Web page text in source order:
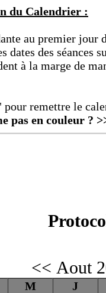
du Calendrier :
au premier jour
des séances
à la marge de
remettre le
pas en couleur ?
<< Aout
M J